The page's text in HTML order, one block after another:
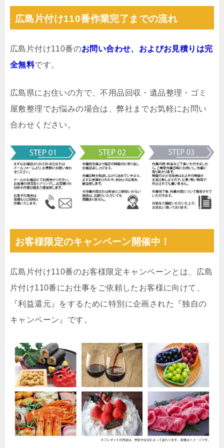
広島片付け110番作業完了までの流れ
広島片付け110番のお問い合わせ、およびお見積りは完
全無料です。
広島県にお住いの方で、不用品回収・遺品整理・ゴミ
屋敷整理でお悩みの場合は、弊社までお気軽にお問い
合わせください。
お客様限定のキャンペーン開催中！
広島片付け110番のお客様限定キャンペーンとは、広島
片付け110番にお仕事をご依頼したお客様に向けて、
『利益還元』をするために特別に企画された『独自の
キャンペーン』です。